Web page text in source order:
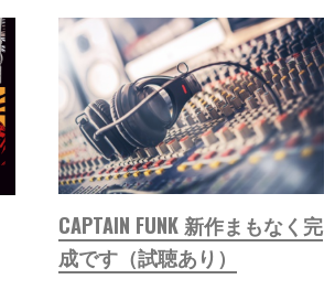
CAPTAIN FUNK 新作まもなく完
成です（試聴あり）